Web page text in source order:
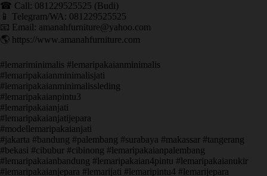
☎ Call: 081229525525 (Budi)
📱 Telegram/WA: 081229525525
📧 Email: amanahfurniture@yahoo.com
🌎 https://www.amanahfurniture.com
#lemariminimalis #lemaripakaianminimalis
#lemaripakaianminimalisjati
#lemaripakaianminimalissleding
#lemaripakaianpintu3
#lemaripakaianjati
#lemaripakaianjatijepara
#modellemaripakaianjati
#jakarta #bandung #palembang #surabaya #makassar #tangerang
#bekasi #cibubur #cibinong #lemaripakaianpalembang
#lemaripakaianbandung #lemaripakaian4pintu #lemaripakaianukir
#lemaripakaianjepara #lemarijati #lemaripintu4 #lemarijepara